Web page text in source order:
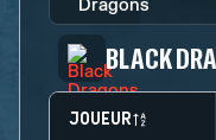
BLACK
JOUEUR